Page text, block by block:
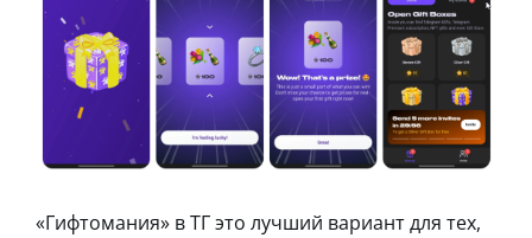
«Гифтомания» в ТГ это лучший вариант для тех,